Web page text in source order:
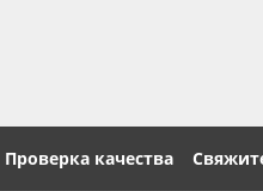
Проверка качества